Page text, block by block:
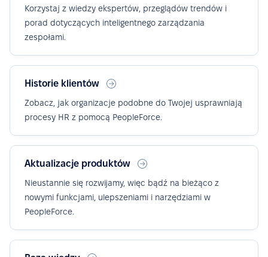
Korzystaj z wiedzy ekspertów, przeglądów trendów i
porad dotyczących inteligentnego zarządzania
zespołami.
Historie klientów
Zobacz, jak organizacje podobne do Twojej usprawniają
procesy HR z pomocą PeopleForce.
Aktualizacje produktów
Nieustannie się rozwijamy, więc bądź na bieżąco z
nowymi funkcjami, ulepszeniami i narzędziami w
PeopleForce.